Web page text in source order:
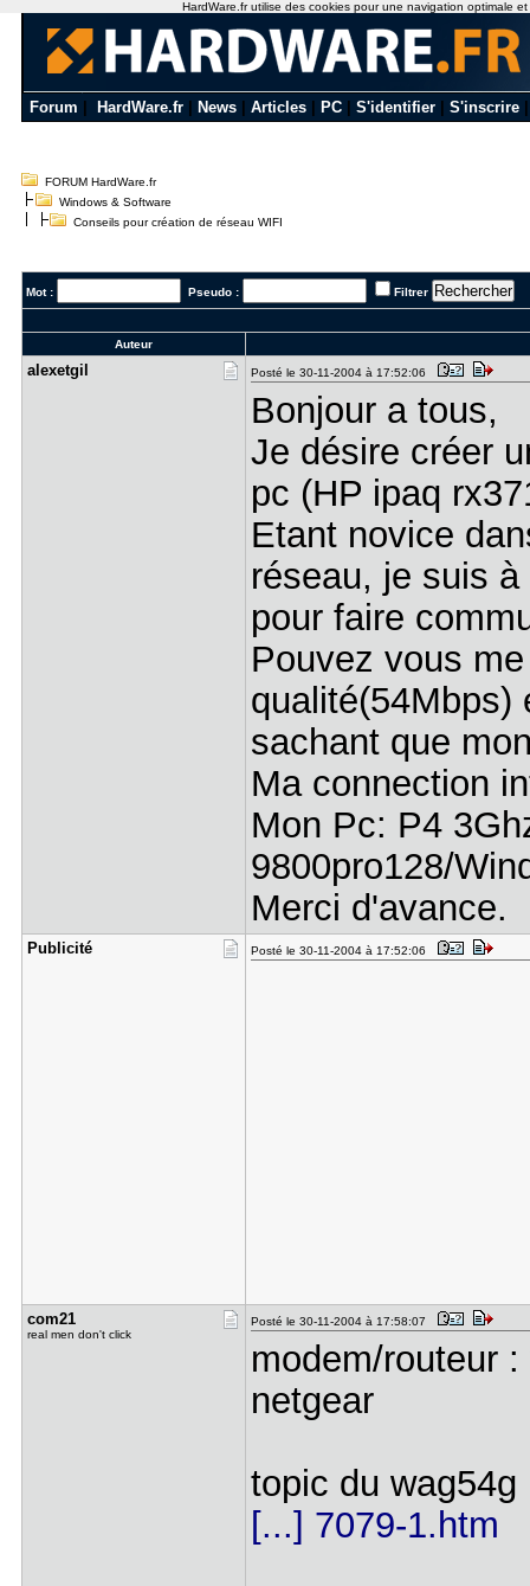
Forum HardWare.fr News Articles PC S'identifier S'inscrire
FORUM HardWare.fr
Windows & Software
Conseils pour création de réseau WIFI
Mot : Pseudo : Filtrer
Auteur
alexetgil Posté le 30-11-2004 à 17:52:06
Bonjour a tous,
Je désire créer
pc (HP ipaq
Etant novice
réseau, je suis
pour faire
Pouvez vous
qualité(54Mbps)
sachant que
Ma connection
Mon Pc: P4
9800pro128/
Merci d'avance.
Publicité Posté le 30-11-2004 à 17:52:06
com21
real men don't click
Posté le 30-11-2004 à 17:58:07
modem/routeur
netgear
topic du
[...] 7079-1.htm
HardWare.fr utilise des cookies pour une navigation optimale